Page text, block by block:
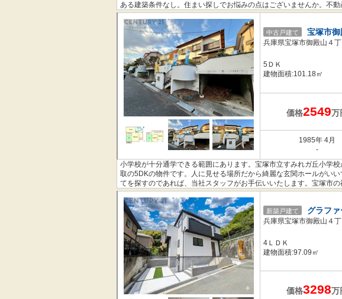
ある建築条件なし。住まい探しでお悩みの点はございませんか。不
へお問い合わせください。不動産のプロであるスタッフが親切丁寧
中古戸建て 宝塚市
兵庫県宝塚市御殿山４
5ＤＫ
建物面積:101.18㎡
価格2549万
1985年 4月
-
小学校が十分通学できる範囲にあります。宝塚市立すみれガ丘小学
取の5DKの物件です。人に見せる場所だから綺麗な玄関ホールがい
てを探すのであれば、当社スタッフがお手伝いいたします。宝塚市
新築戸建て グラフ
兵庫県宝塚市御殿山４
4ＬＤＫ
建物面積:97.09㎡
価格3298万